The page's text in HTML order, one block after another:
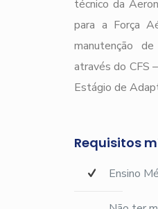
técnico da
para a Força
manutenção
através do CFS
Estágio de
Requisitos
Ensino